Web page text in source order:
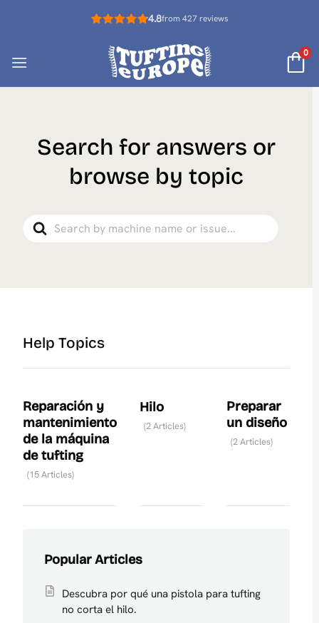
4.8from 427 reviews
0
Search for answers or
browse by topic
Search
For
Help Topics
Reparación y
mantenimiento
de la máquina
de tufting
15 Articles
Hilo
2 Articles
Preparar
un diseño
2 Articles
Popular Articles
Descubra por qué una pistola para tufting
no corta el hilo.